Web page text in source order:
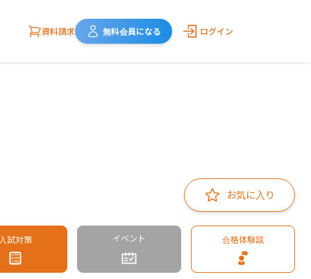
資料請求 無料会員になる ログイン
お気に入り
試対策 イベント 合格体験談